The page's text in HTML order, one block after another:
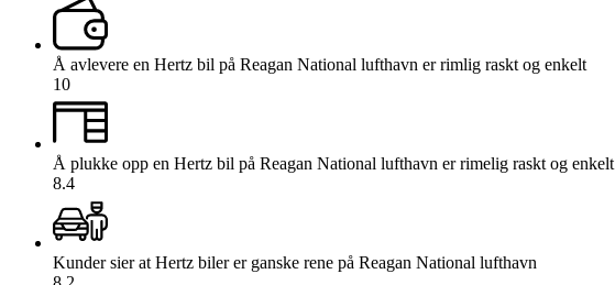
Å avlevere en Hertz bil på Reagan National lufthavn er rimlig raskt og enkelt
10
Å plukke opp en Hertz bil på Reagan National lufthavn er rimelig raskt og enkelt
8.4
Kunder sier at Hertz biler er ganske rene på Reagan National lufthavn